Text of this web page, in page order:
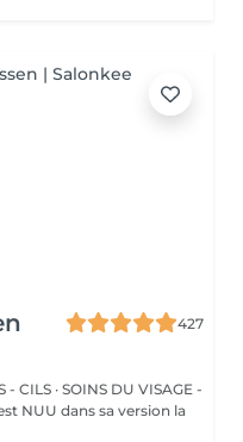
427
CILS · SOINS DU VISAGE -